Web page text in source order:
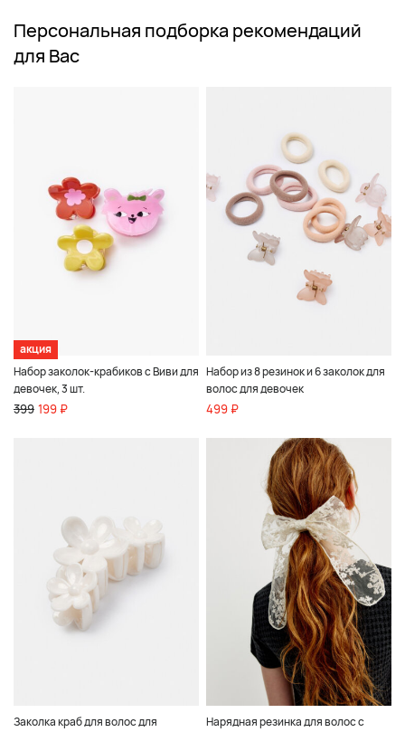
Персональная подборка рекомендаций
для Вас
акция
Набор заколок-крабиков с Виви для
девочек, 3 шт.
399 199 ₽
Набор из 8 резинок и 6 заколок для
волос для девочек
499 ₽
Заколка краб для волос для
Нарядная резинка для волос с